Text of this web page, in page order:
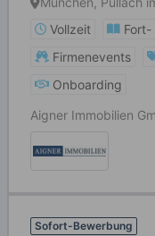
Vollzeit
Fort-
Firmenevents
Onboarding
Aigner Immobilien
Sofort-Bewerbung